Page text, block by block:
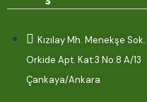
Kızılay Mh. Menekşe Sok.
Orkide Apt. Kat:3 No:8 A/13
Çankaya/Ankara